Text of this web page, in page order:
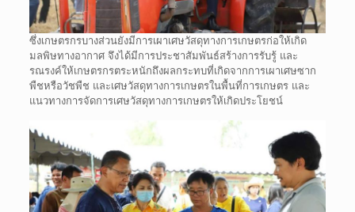
ซึ่งเกษตรกรบางส่วนยังมีการเผาเศษวัสดุทางการเกษตรก่อให้เกิด
มลพิษทางอากาศ จึงได้มีการประชาสัมพันธ์สร้างการรับรู้ และ
รณรงค์ให้เกษตรกรตระหนักถึงผลกระทบที่เกิดจากการเผาเศษซาก
พืชหรือวัชพืช และเศษวัสดุทางการเกษตรในพื้นที่การเกษตร และ
แนวทางการจัดการเศษวัสดุทางการเกษตรให้เกิดประโยชน์